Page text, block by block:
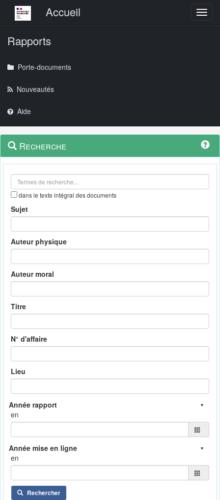
Menu principalAccueil
Rapports
Porte-documents
Nouveautés
Aide
Navigation
outils
Menu
contextuel
Recherche
dans le texte intégral des documents
Sujet
Auteur physique
Auteur moral
Titre
N° d'affaire
Lieu
en
en
Rechercher